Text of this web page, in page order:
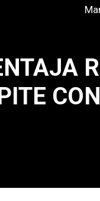
CON